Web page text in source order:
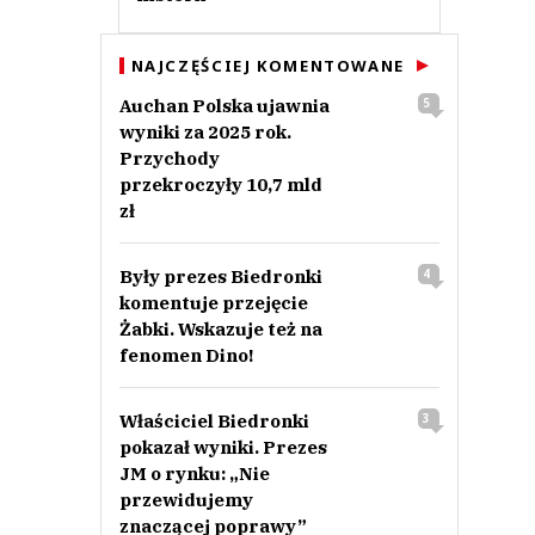
NAJCZĘŚCIEJ KOMENTOWANE
Auchan Polska ujawnia
wyniki za 2025 rok.
Przychody
przekroczyły 10,7 mld
zł
5
Były prezes Biedronki
komentuje przejęcie
Żabki. Wskazuje też na
fenomen Dino!
4
Właściciel Biedronki
pokazał wyniki. Prezes
JM o rynku: „Nie
przewidujemy
znaczącej poprawy”
3